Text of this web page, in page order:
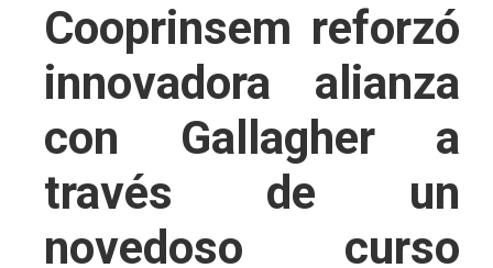
Cooprinsem reforzó
innovadora alianza
con Gallagher a
través de un
novedoso curso